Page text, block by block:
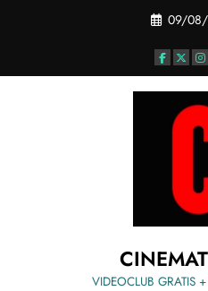
09/
VIDEOCLUB GRATIS